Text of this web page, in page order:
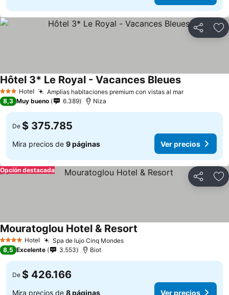
Compartir
3 Estrellas
Hotel Amplias habitaciones premium con vistas al mar
Hôtel 3* Le Royal - Vacances Bleues
8,3 Muy bueno 6.389 Niza
De $ 375.785
Mira precios de 9 páginas Ver precios
Compartir
Opción destacada
4 EstrellasHotel Spa de lujo Cinq Mondes
Mouratoglou Hotel & Resort
8,5 Excelente 3.553 Biot
De $ 426.166
Mira precios de 8 páginas Ver precios